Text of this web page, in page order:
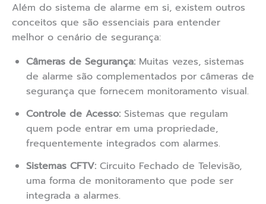
Além do sistema de alarme em si, existem outros
conceitos que são essenciais para entender
melhor o cenário de segurança:
Câmeras de Segurança: Muitas vezes, sistemas
de alarme são complementados por câmeras de
segurança que fornecem monitoramento visual.
Controle de Acesso: Sistemas que regulam
quem pode entrar em uma propriedade,
frequentemente integrados com alarmes.
Sistemas CFTV: Circuito Fechado de Televisão,
uma forma de monitoramento que pode ser
integrada a alarmes.